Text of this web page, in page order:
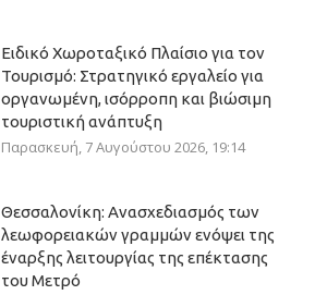
Ειδικό Χωροταξικό Πλαίσιο για τον
Τουρισμό: Στρατηγικό εργαλείο για
οργανωμένη, ισόρροπη και βιώσιμη
τουριστική ανάπτυξη
Παρασκευή, 7 Αυγούστου 2026, 19:14
Θεσσαλονίκη: Ανασχεδιασμός των
λεωφορειακών γραμμών ενόψει της
έναρξης λειτουργίας της επέκτασης
του Μετρό